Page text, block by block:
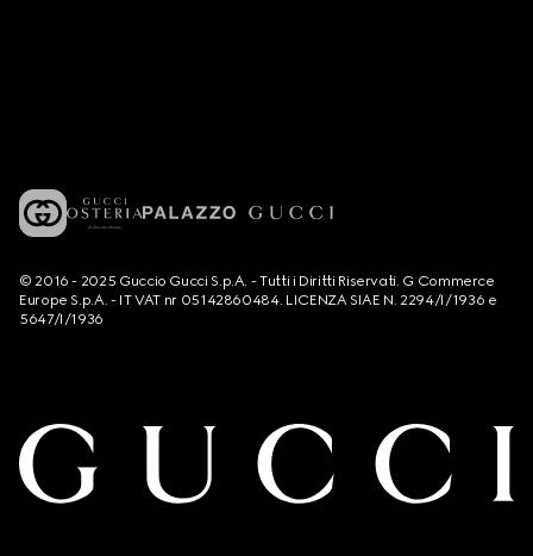
© 2016 - 2025 Guccio Gucci S.p.A. - Tutti i Diritti Riservati. G Commerce
Europe S.p.A. - IT VAT nr 05142860484. LICENZA SIAE N. 2294/I/1936 e
5647/I/1936